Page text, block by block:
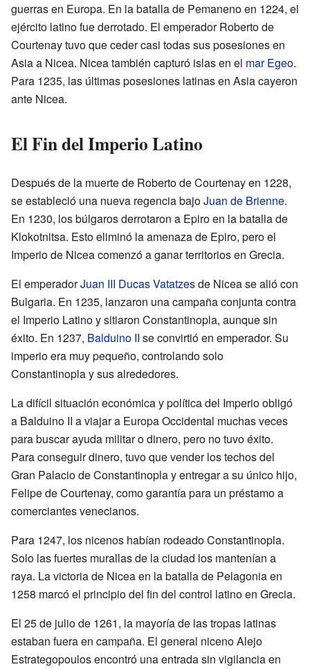
guerras en Europa. En la batalla de Pemaneno en 1224, el
ejército latino fue derrotado. El emperador Roberto de
Courtenay tuvo que ceder casi todas sus posesiones en
Asia a Nicea. Nicea también capturó islas en el mar Egeo.
Para 1235, las últimas posesiones latinas en Asia cayeron
ante Nicea.
El Fin del Imperio Latino
Después de la muerte de Roberto de Courtenay en 1228,
se estableció una nueva regencia bajoJuan de Brienne.
En 1230, los búlgaros derrotaron a Epiro en la batalla de
Klokotnitsa. Esto eliminó la amenaza de Epiro, pero el
Imperio de Nicea comenzó a ganar territorios en Grecia.
El emperadorJuan III Ducas Vatatzesde Nicea se alió con
Bulgaria. En 1235, lanzaron una campaña conjunta contra
el Imperio Latino y sitiaron Constantinopla, aunque sin
éxito. En 1237, Balduino II se convirtió en emperador. Su
imperio era muy pequeño, controlando solo
Constantinopla y sus alrededores.
La difícil situación económica y política del Imperio obligó
a Balduino II a viajar a Europa Occidental muchas veces
para buscar ayuda militar o dinero, pero no tuvo éxito.
Para conseguir dinero, tuvo que vender los techos del
Gran Palacio de Constantinopla y entregar a su único hijo,
Felipe de Courtenay, como garantía para un préstamo a
comerciantes venecianos.
Para 1247, los nicenos habían rodeado Constantinopla.
Solo las fuertes murallas de la ciudad los mantenían a
raya. La victoria de Nicea en la batalla de Pelagonia en
1258 marcó el principio del fin del control latino en Grecia.
El 25 de julio de 1261, la mayoría de las tropas latinas
estaban fuera en campaña. El general niceno Alejo
Estrategopoulos encontró una entrada sin vigilancia en